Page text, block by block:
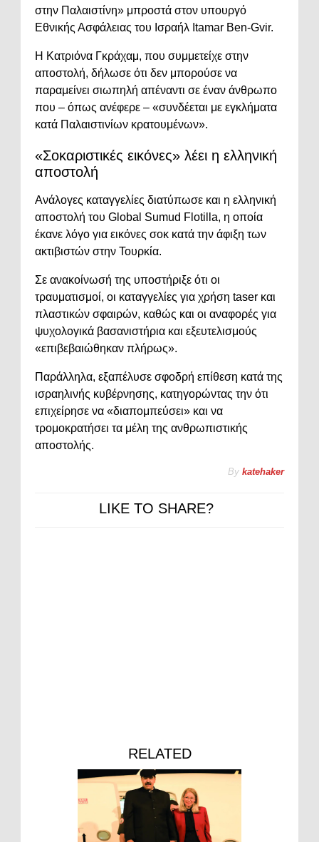
στην Παλαιστίνη» μπροστά στον υπουργό
Εθνικής Ασφάλειας του Ισραήλ Itamar Ben-Gvir.
Η Κατριόνα Γκράχαμ, που συμμετείχε στην
αποστολή, δήλωσε ότι δεν μπορούσε να
παραμείνει σιωπηλή απέναντι σε έναν άνθρωπο
που – όπως ανέφερε – «συνδέεται με εγκλήματα
κατά Παλαιστινίων κρατουμένων».
«Σοκαριστικές εικόνες» λέει η ελληνική
αποστολή
Ανάλογες καταγγελίες διατύπωσε και η ελληνική
αποστολή του Global Sumud Flotilla, η οποία
έκανε λόγο για εικόνες σοκ κατά την άφιξη των
ακτιβιστών στην Τουρκία.
Σε ανακοίνωσή της υποστήριξε ότι οι
τραυματισμοί, οι καταγγελίες για χρήση taser και
πλαστικών σφαιρών, καθώς και οι αναφορές για
ψυχολογικά βασανιστήρια και εξευτελισμούς
«επιβεβαιώθηκαν πλήρως».
Παράλληλα, εξαπέλυσε σφοδρή επίθεση κατά της
ισραηλινής κυβέρνησης, κατηγορώντας την ότι
επιχείρησε να «διαπομπεύσει» και να
τρομοκρατήσει τα μέλη της ανθρωπιστικής
αποστολής.
By katehaker
LIKE TO SHARE?
RELATED